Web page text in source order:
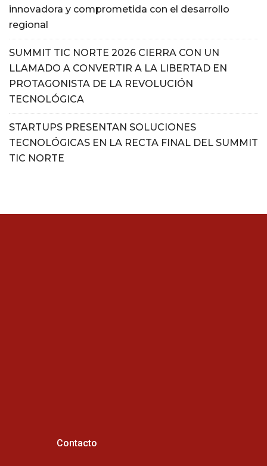
innovadora y comprometida con el desarrollo
regional
SUMMIT TIC NORTE 2026 CIERRA CON UN
LLAMADO A CONVERTIR A LA LIBERTAD EN
PROTAGONISTA DE LA REVOLUCIÓN
TECNOLÓGICA
STARTUPS PRESENTAN SOLUCIONES
TECNOLÓGICAS EN LA RECTA FINAL DEL SUMMIT
TIC NORTE
Contacto